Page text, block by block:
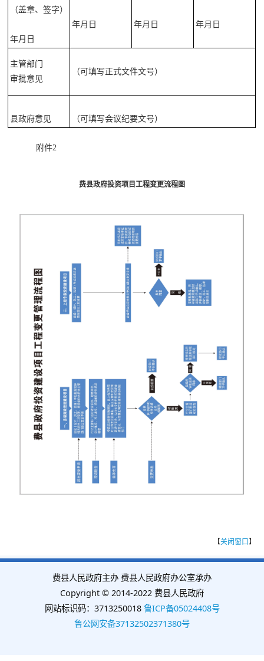
（盖章、签字）
年月日
年月日 年月日 年月日
主管部门
审批意见
（可填写正式文件文号）
县政府意见 （可填写会议纪要文号）
附件2
费县政府投资项目工程变更流程图
【关闭窗口】
费县人民政府主办 费县人民政府办公室承办
Copyright © 2014-2022 费县人民政府
网站标识码：3713250018 鲁ICP备05024408号
鲁公网安备37132502371380号